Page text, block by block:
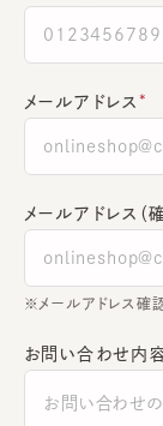
メールアドレス
メールアドレス（
※メールアドレス確
お問い合わせ内